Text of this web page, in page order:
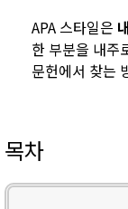
APA 스타일은
한 부분을 내주
문헌에서 찾는
목차